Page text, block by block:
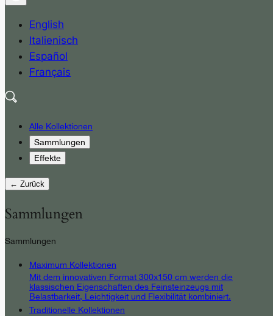
English
Italienisch
Español
Français
Alle Kollektionen
Sammlungen
Effekte
← Zurück
Sammlungen
Sammlungen
Maximum Kollektionen
Mit dem innovativen Format 300x150 cm werden die
klassischen Eigenschaften des Feinsteinzeugs mit
Belastbarkeit, Leichtigkeit und Flexibilität kombiniert.
Traditionelle Kollektionen